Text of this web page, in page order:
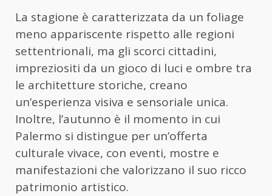
La stagione è caratterizzata da un foliage
meno appariscente rispetto alle regioni
settentrionali, ma gli scorci cittadini,
impreziositi da un gioco di luci e ombre tra
le architetture storiche, creano
un’esperienza visiva e sensoriale unica.
Inoltre, l’autunno è il momento in cui
Palermo si distingue per un’offerta
culturale vivace, con eventi, mostre e
manifestazioni che valorizzano il suo ricco
patrimonio artistico.